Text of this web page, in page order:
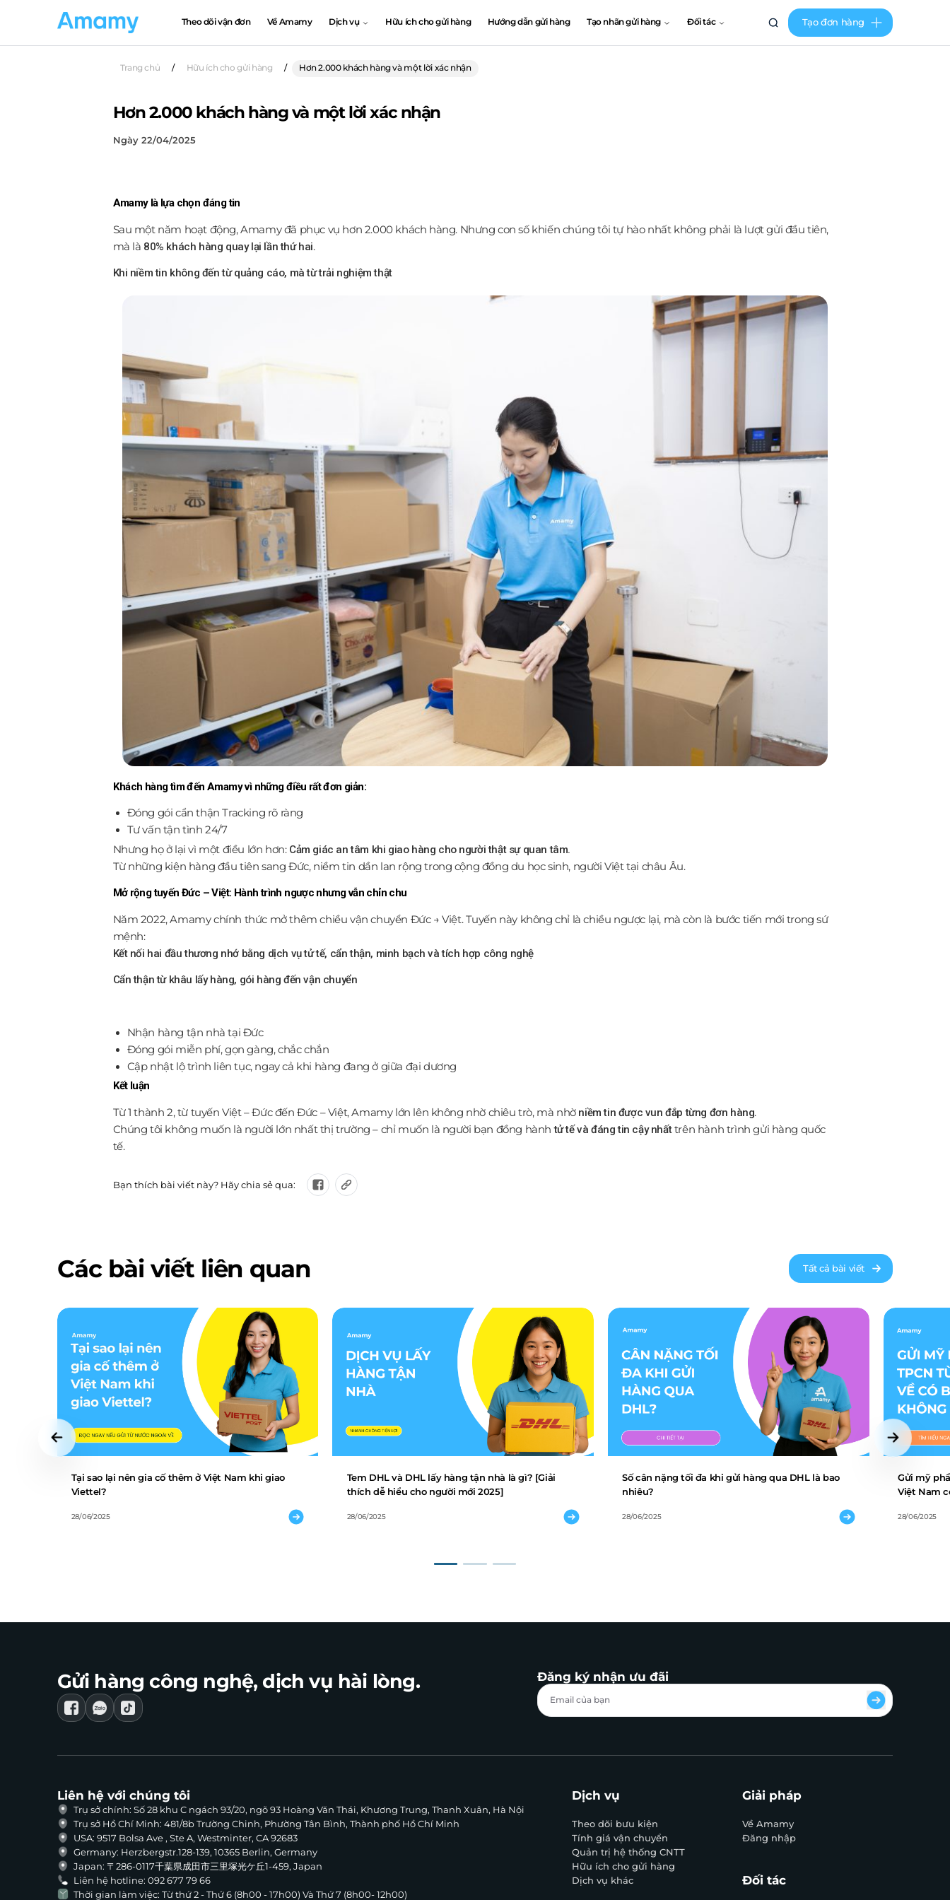
Theo dõi vận đơn Về Amamy Dịch vụ Hữu ích cho gửi hàng Hướng dẫn gửi hàng Tạo nhãn gửi hàng Đối tác Tạo đơn hàng
Trang chủ / Hữu ích cho gửi hàng / Hơn 2.000 khách hàng và một lời xác nhận
Hơn 2.000 khách hàng và một lời xác nhận
Ngày 22/04/2025
Amamy là lựa chọn đáng tin
Sau một năm hoạt động, Amamy đã phục vụ hơn 2.000 khách hàng. Nhưng con số khiến chúng tôi tự hào nhất không phải là lượt gửi đầu tiên,
mà là 80% khách hàng quay lại lần thứ hai.
Khi niềm tin không đến từ quảng cáo, mà từ trải nghiệm thật
Khách hàng tìm đến Amamy vì những điều rất đơn giản:
Đóng gói cẩn thậnTracking rõ ràng
Tư vấn tận tình 24/7
Nhưng họ ở lại vì một điều lớn hơn: Cảm giác an tâm khi giao hàng cho người thật sự quan tâm.
Từ những kiện hàng đầu tiên sang Đức, niềm tin dần lan rộng trong cộng đồng du học sinh, người Việt tại châu Âu.
Mở rộng tuyến Đức – Việt: Hành trình ngược nhưng vẫn chỉn chu
Năm 2022, Amamy chính thức mở thêm chiều vận chuyển Đức → Việt. Tuyến này không chỉ là chiều ngược lại, mà còn là bước tiến mới trong sứ
mệnh:
Kết nối hai đầu thương nhớ bằng dịch vụ tử tế, cẩn thận, minh bạch và tích hợp công nghệ
Cẩn thận từ khâu lấy hàng, gói hàng đến vận chuyển
Nhận hàng tận nhà tại Đức
Đóng gói miễn phí, gọn gàng, chắc chắn
Cập nhật lộ trình liên tục, ngay cả khi hàng đang ở giữa đại dương
Kết luận
Từ 1 thành 2, từ tuyến Việt – Đức đến Đức – Việt, Amamy lớn lên không nhờ chiêu trò, mà nhờ niềm tin được vun đắp từng đơn hàng.
Chúng tôi không muốn là người lớn nhất thị trường – chỉ muốn là người bạn đồng hànhtử tế và đáng tin cậy nhấttrên hành trình gửi hàng quốc
tế.
Bạn thích bài viết này? Hãy chia sẻ qua:
Các bài viết liên quan Tất cả bài viết
Tại sao lại nên gia cố thêm ở Việt Nam khi giao
Viettel?
28/06/2025
Tem DHL và DHL lấy hàng tận nhà là gì? [Giải
thích dễ hiểu cho người mới 2025]
28/06/2025
Số cân nặng tối đa khi gửi hàng qua DHL là bao
nhiêu?
28/06/2025
Gửi mỹ
Việt Nam
28/06/2025
Gửi hàng công nghệ, dịch vụ hài lòng. Đăng ký nhận ưu đãi
Liên hệ với chúng tôi
Trụ sở chính: Số 28 khu C ngách 93/20, ngõ 93 Hoàng Văn Thái, Khương Trung, Thanh Xuân, Hà Nội
Trụ sở Hồ Chí Minh: 481/8b Trường Chinh, Phường Tân Bình, Thành phố Hồ Chí Minh
USA: 9517 Bolsa Ave , Ste A, Westminter, CA 92683
Germany: Herzbergstr.128-139, 10365 Berlin, Germany
Japan: 〒286-0117千葉県成田市三里塚光ケ丘1-459, Japan
Liên hệ hotline: 092 677 79 66
Thời gian làm việc: Từ thứ 2 - Thứ 6 (8h00 - 17h00) Và Thứ 7 (8h00- 12h00)
Dịch vụ
Theo dõi bưu kiện
Tính giá vận chuyển
Quản trị hệ thống CNTT
Hữu ích cho gửi hàng
Dịch vụ khác
Giải pháp
Về Amamy
Đăng nhập
Đối tác